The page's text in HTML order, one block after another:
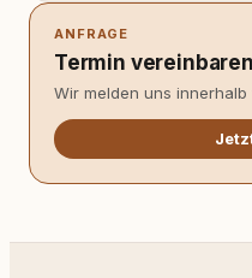
ANFRAGE
Termin
Wir melden uns